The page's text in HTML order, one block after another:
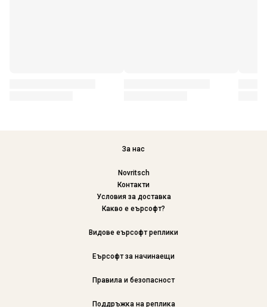
За нас
Novritsch
Контакти
Условия за доставка
Какво е еърсофт?
Видове еърсофт реплики
Еърсофт за начинаещи
Правила и безопасност
Поддръжка на реплика